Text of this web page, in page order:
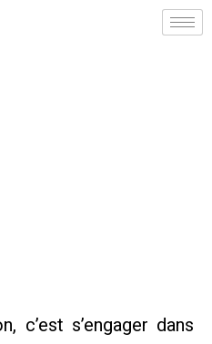
c’est s’engager dans